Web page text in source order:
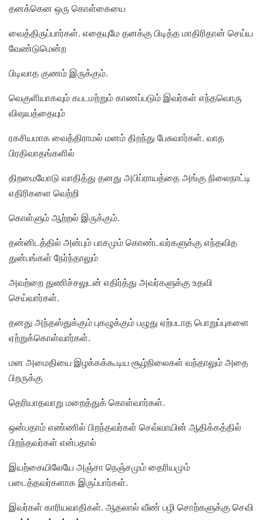
தனக்கென ஒரு கொள்கையை
வைத்திருப்பார்கள். எதையுமே தனக்கு பிடித்த மாதிரிதான் செய்ய
வேண்டுமென்ற
பிடிவாத குணம் இருக்கும்.
வெகுளியாகவும் கபடமற்றும் காணப்படும் இவர்கள் எந்தவொரு
விஷயத்தையும்
ரகசியமாக வைத்திராமல் மனம் திறந்து பேசுவார்கள். வாத
பிரதிவாதங்களில்
திறமையோடு வாதித்து தனது அபிப்ராயத்தை அங்கு நிலைநாட்டி
எதிரிகளை வெற்றி
கொள்ளும் ஆற்றல் இருக்கும்.
தன்னிடத்தில் அன்பும் பாசமும் கொண்டவர்களுக்கு எந்தவித
துன்பங்கள் நேர்ந்தாலும்
அவற்றை துணிச்சலுடன் எதிர்த்து அவர்களுக்கு உதவி
செய்வார்கள்.
தனது அந்தஸ்துக்கும் புகழுக்கும் பழுது ஏற்படாத பொறுப்புகளை
ஏற்றுக்கொள்வார்கள்.
மன அமைதியை இழக்கக்கூடிய சூழ்நிலைகள் வந்தாலும் அதை
பிறருக்கு
தெரியாதவாறு மறைத்துக் கொள்வார்கள்.
ஒன்பதாம் எண்ணில் பிறந்தவர்கள் செவ்வாயின் ஆதிக்கத்தில்
பிறந்தவர்கள் என்பதால்
இயற்கையிலேயே அஞ்சா நெஞ்சமும் தைரியமும்
படைத்தவர்களாக இருப்பார்கள்.
இவர்கள் காரியவாதிகள். ஆதலால் வீண் பழி சொற்களுக்கு செவி